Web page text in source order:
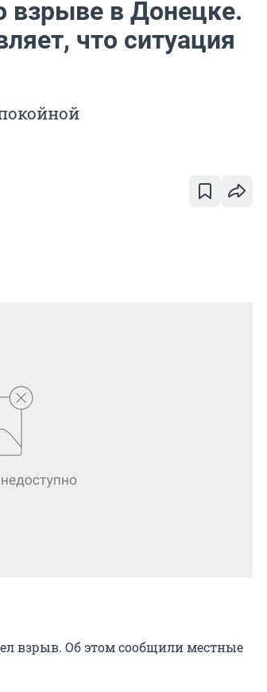
в Донецке.
что ситуация
взрыв. Об этом сообщили местные